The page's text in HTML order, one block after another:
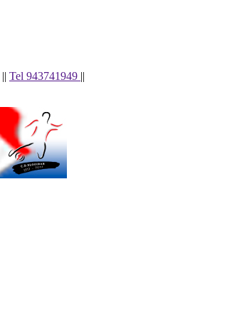
|| Tel 943741949 ||